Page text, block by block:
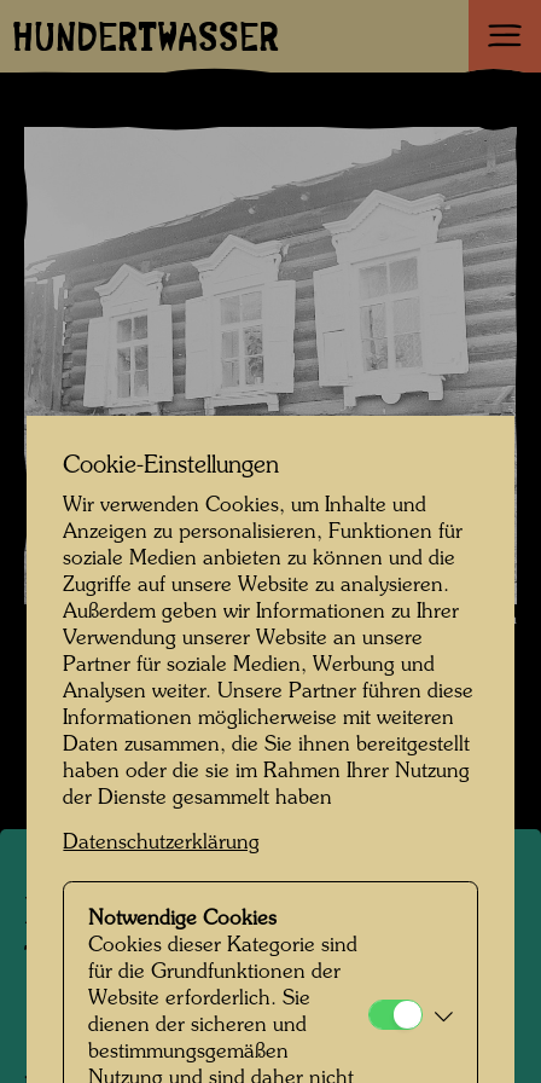
HUNDERTWASSER
Die Reise mit der Transsibirischen Eisenbahn , Fotograf: Friedensreich
Die Reise mit der Transsibirischen Eisenbahn
Bildergalerie öffnen
Die Reise mit der
Transsibirischen Eisenbahn
Cookie-Einstellungen
Wir verwenden Cookies, um Inhalte und
Anzeigen zu personalisieren, Funktionen für
soziale Medien anbieten zu können und die
Zugriffe auf unsere Website zu analysieren.
Außerdem geben wir Informationen zu Ihrer
Verwendung unserer Website an unsere
Partner für soziale Medien, Werbung und
Analysen weiter. Unsere Partner führen diese
Informationen möglicherweise mit weiteren
Daten zusammen, die Sie ihnen bereitgestellt
haben oder die sie im Rahmen Ihrer Nutzung
der Dienste gesammelt haben
Datenschutzerklärung
Notwendige Cookies
Cookies dieser Kategorie sind
für die Grundfunktionen der
Website erforderlich. Sie
dienen der sicheren und
bestimmungsgemäßen
Nutzung und sind daher nicht